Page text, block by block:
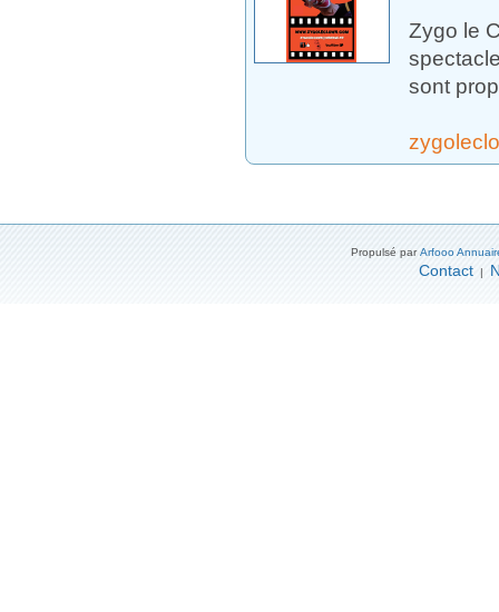
Zygo le
sont
Propulsé parArfooo
Contact |